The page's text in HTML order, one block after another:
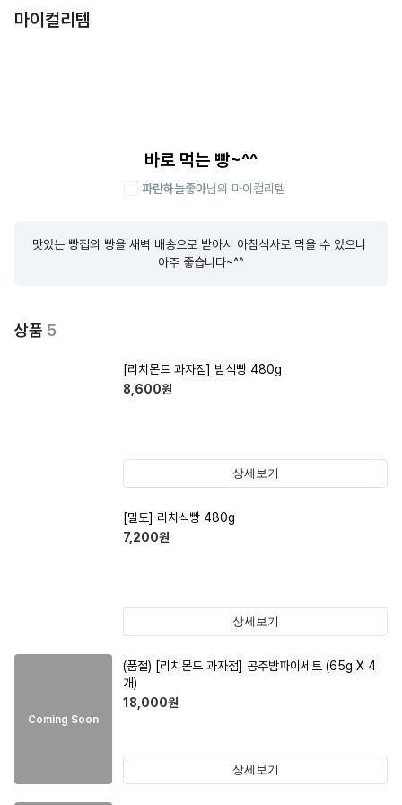
마이컬리템
바로 먹는 빵~^^
파란하늘좋아님의 마이컬리템
맛있는 빵집의 빵을 새벽 배송으로 받아서 아침식사로 먹을 수 있으니
아주 좋습니다~^^
상품 5
[리치몬드 과자점] 밤식빵 480g
8,600원
상세보기
[밀도] 리치식빵 480g
7,200원
상세보기
Coming Soon
(품절) [리치몬드 과자점] 공주밤파이세트 (65g X 4
개)
18,000원
상세보기